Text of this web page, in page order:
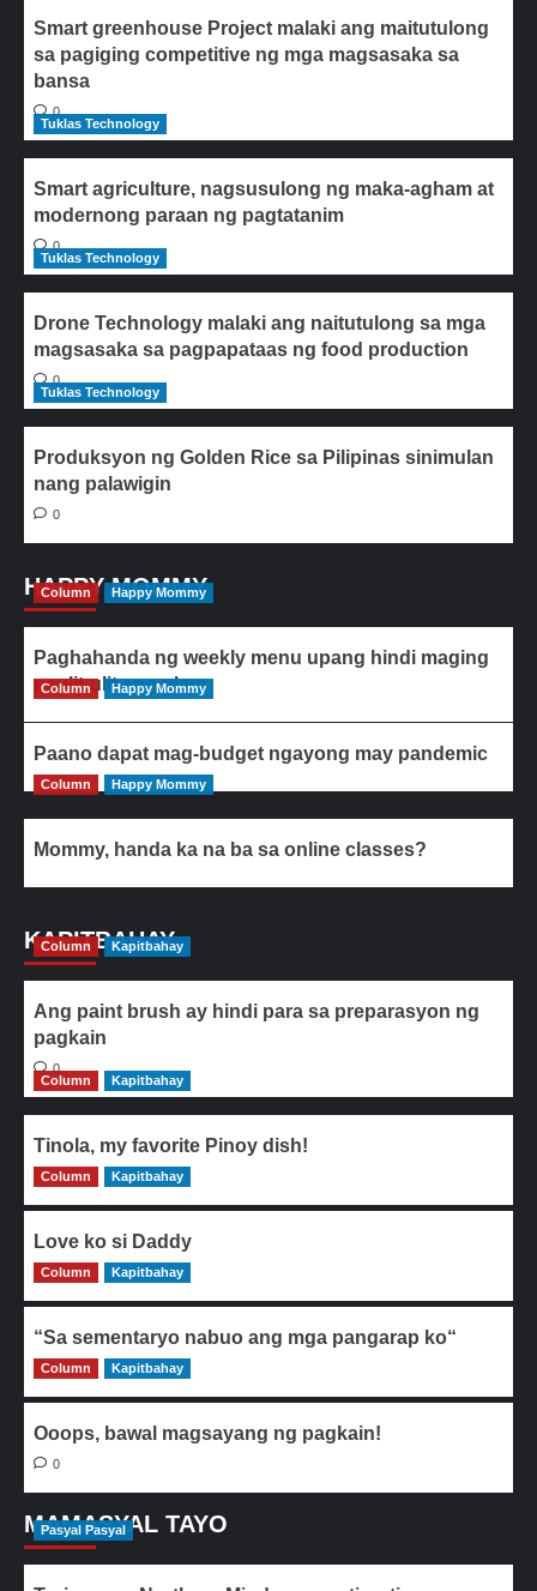
Smart greenhouse Project malaki ang maitutulong
sa pagiging competitive ng mga magsasaka sa
bansa
0
Tuklas Technology
Smart agriculture, nagsusulong ng maka-agham at
modernong paraan ng pagtatanim
0
Tuklas Technology
Drone Technology malaki ang naitutulong sa mga
magsasaka sa pagpapataas ng food production
0
Tuklas Technology
Produksyon ng Golden Rice sa Pilipinas sinimulan
nang palawigin
0
HAPPY MOMMY
Column Happy Mommy
Paghahanda ng weekly menu upang hindi maging
paulit-ulit ang ulam
Column Happy Mommy
Paano dapat mag-budget ngayong may pandemic
Column Happy Mommy
Mommy, handa ka na ba sa online classes?
KAPITBAHAY
Column Kapitbahay
Ang paint brush ay hindi para sa preparasyon ng
pagkain
0
Column
Kapitbahay
Tinola, my favorite Pinoy dish!
0
Column Kapitbahay
Love ko si Daddy
0
Column Kapitbahay
“Sa sementaryo nabuo ang mga pangarap ko“
0
Column Kapitbahay
Ooops, bawal magsayang ng pagkain!
0
MAMASYAL TAYO
Pasyal Pasyal